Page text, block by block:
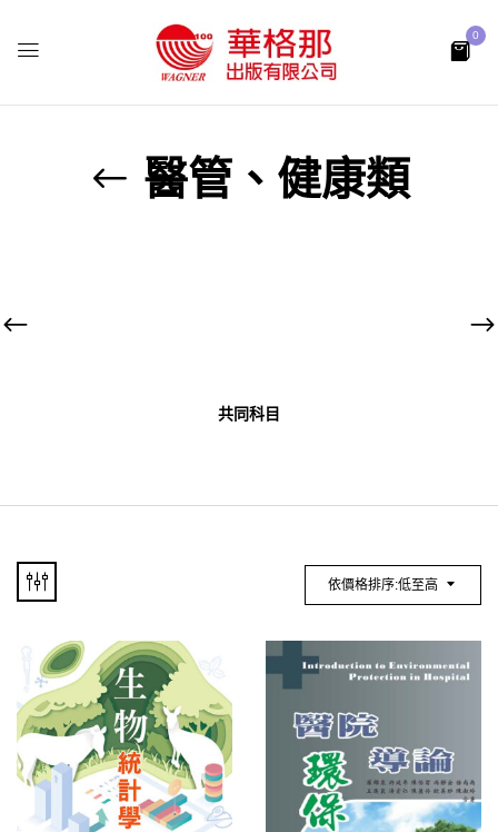
0
醫管、健康類
共同科目
依價格排序:低至高